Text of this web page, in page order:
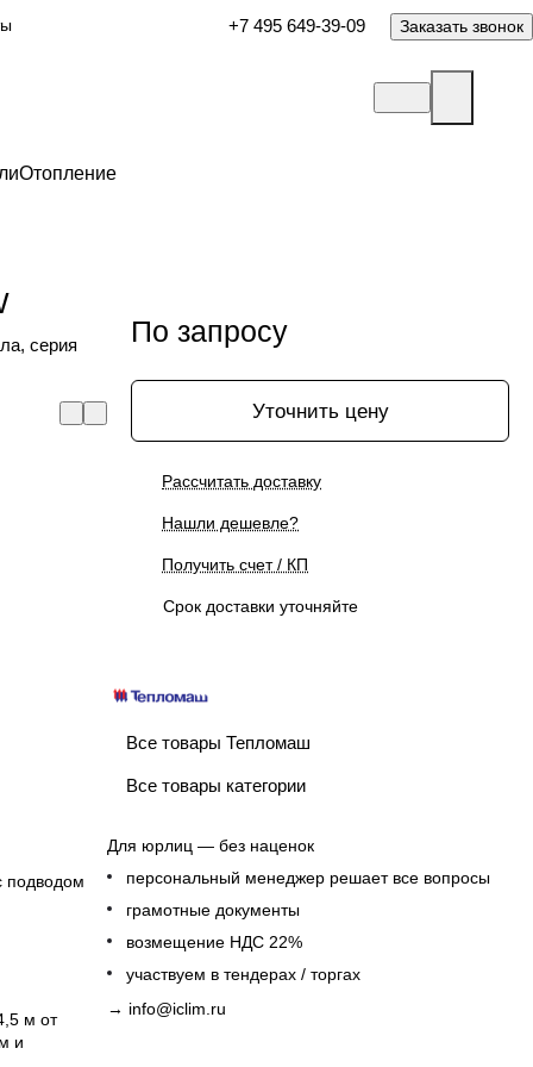
+7 495 649-39-09 Заказать звонок
Отопление
серия
подводом
м от
и
По запросу
Уточнить цену
Рассчитать доставку
Нашли дешевле?
Получить счет / КП
Срок доставки уточняйте
Все товары Тепломаш
Все товары категории
Для юрлиц — без наценок
персональный менеджер решает все вопросы
грамотные документы
возмещение НДС 22%
участвуем в тендерах / торгах
→ info@iclim.ru